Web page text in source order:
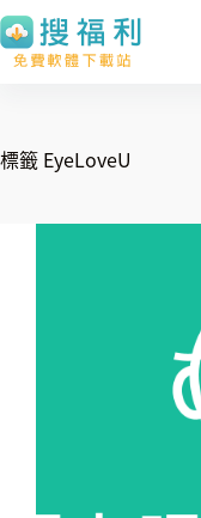
跳
至
內
容
標籤 EyeLoveU